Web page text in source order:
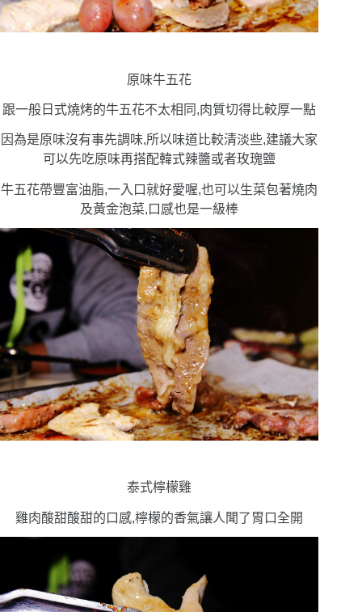
原味牛五花
跟一般日式燒烤的牛五花不太相同,肉質切得比較厚一點
因為是原味沒有事先調味,所以味道比較清淡些,建議大家
可以先吃原味再搭配韓式辣醬或者玫瑰鹽
牛五花帶豐富油脂,一入口就好愛喔,也可以生菜包著燒肉
及黃金泡菜,口感也是一級棒
泰式檸檬雞
雞肉酸甜酸甜的口感,檸檬的香氣讓人聞了胃口全開